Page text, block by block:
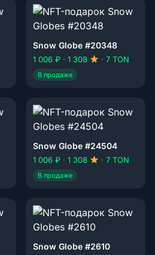
Snow Globe #20348
1 006 ₽ · 1 308 · 7 TON
В продаже
Snow Globe #24504
1 006 ₽ · 1 308 · 7 TON
В продаже
Snow Globe #2610